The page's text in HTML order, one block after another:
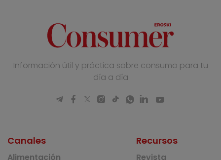
Información útil y práctica sobre consumo para tu
día a día
Canales
Alimentación
Recursos
Revista